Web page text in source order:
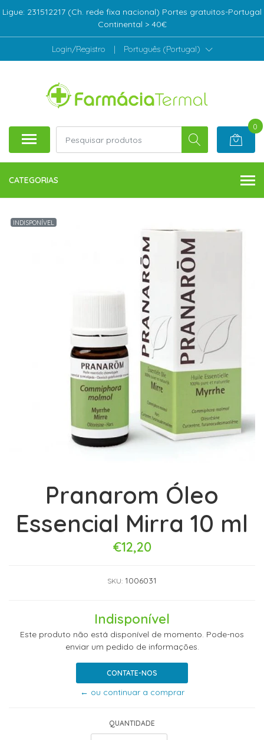
Ligue: 231512217 (Ch. rede fixa nacional) Portes gratuitos-Portugal
Continental > 40€
Login/Registro | Português (Portugal)
0
CATEGORIAS
INDISPONÍVEL
Pranarom Óleo
Essencial Mirra 10 ml
€12,20
SKU: 1006031
Indisponível
Este produto não está disponível de momento. Pode-nos
enviar um pedido de informações.
CONTATE-NOS
← ou continuar a comprar
QUANTIDADE